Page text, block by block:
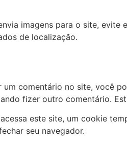
imagens para o site, evite
de localização.
um comentário no site, você
fizer outro comentário.
este site, um cookie
seu navegador.